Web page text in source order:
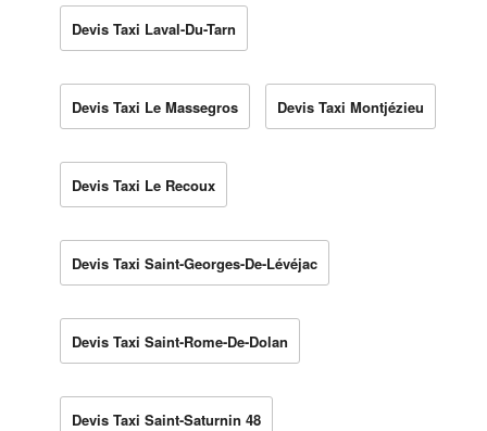
Devis Taxi Laval-Du-Tarn
Devis Taxi Le Massegros Devis Taxi Montjézieu
Devis Taxi Le Recoux
Devis Taxi Saint-Georges-De-Lévéjac
Devis Taxi Saint-Rome-De-Dolan
Devis Taxi Saint-Saturnin 48